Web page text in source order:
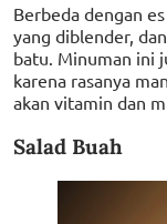
Berbeda dengan
yang diblender,
batu. Minuman ini
karena rasanya
akan vitamin dan
Salad Buah